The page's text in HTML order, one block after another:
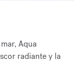
Aqua
radiante y la